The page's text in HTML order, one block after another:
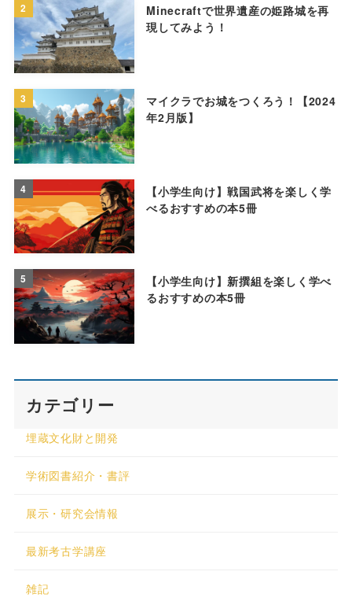
2
Minecraftで世界遺産の姫路城を再
現してみよう！
3
マイクラでお城をつくろう！【2024
年2月版】
4
【小学生向け】戦国武将を楽しく学
べるおすすめの本5冊
5
【小学生向け】新撰組を楽しく学べ
るおすすめの本5冊
カテゴリー
埋蔵文化財と開発
学術図書紹介・書評
展示・研究会情報
最新考古学講座
雑記